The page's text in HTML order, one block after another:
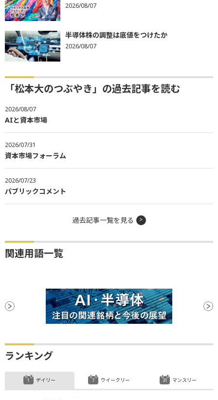
2026/08/07
半導体株の調整は底値をつけたか
2026/08/07
「松本大のつぶやき」の過去記事を読む
2026/08/07
AIと資本市場
2026/07/31
資本市場フォーラム
2026/07/23
パブリックコメント
過去記事一覧を見る
関連用語一覧
ランキング
デイリー ウイークリー マンスリー